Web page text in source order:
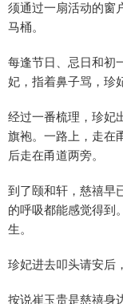
须通过一扇活动的窗
马桶。
每逢节日、忌日和初
妃，指着鼻子骂，珍
经过一番梳理，珍妃
旗袍。一路上，走在
后走在甬道两旁。
到了颐和轩，慈禧早
的呼吸都能感觉得到
生。
珍妃进去叩头请安后
按说崔玉贵是慈禧身